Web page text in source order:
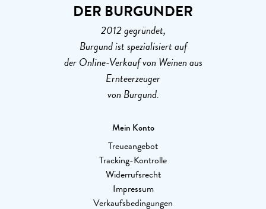
DER BURGUNDER
2012 gegründet,
Burgund ist spezialisiert auf
der Online-Verkauf von Weinen aus
Ernteerzeuger
von Burgund.
Mein Konto
Treueangebot
Tracking-Kontrolle
Widerrufsrecht
Impressum
Verkaufsbedingungen